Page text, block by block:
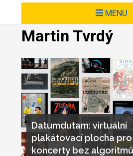
MENU
Martin Tvrdý
Datumdutam: virtuální
plakátovací plocha pro
koncerty bez